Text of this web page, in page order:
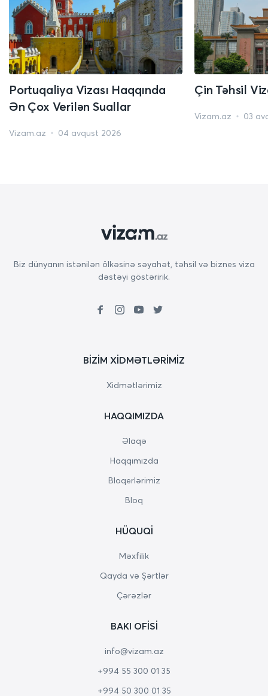
Portuqaliya Vizası Haqqında
Ən Çox Verilən Suallar
Vizam.az 04 avqust 2026
Çin Təhsil
Vizam.az 03
Biz dünyanın istənilən ölkəsinə səyahət, təhsil və biznes viza
dəstəyi göstəririk.
BIZIM XIDMƏTLƏRIMIZ
Xidmətlərimiz
HAQQIMIZDA
Əlaqə
Haqqımızda
Bloqerlərimiz
Bloq
HÜQUQI
Məxfilik
Qayda və Şərtlər
Çərəzlər
BAKI OFISI
info@vizam.az
+994 55 300 01 35
+994 50 300 01 35